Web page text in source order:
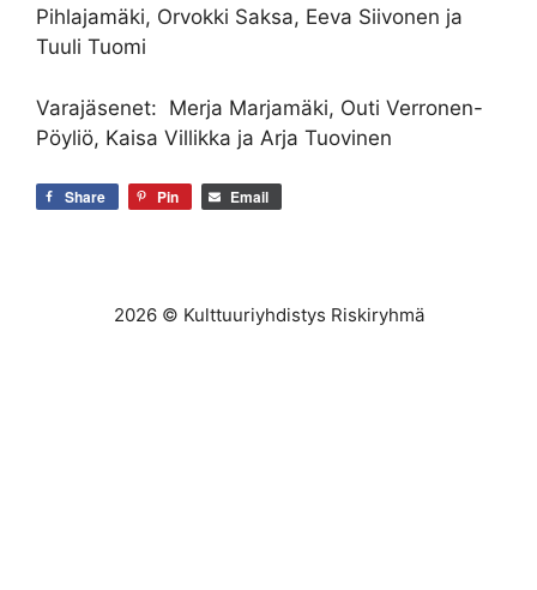
Pihlajamäki, Orvokki Saksa, Eeva Siivonen ja
Tuuli Tuomi
Varajäsenet: Merja Marjamäki, Outi Verronen-
Pöyliö, Kaisa Villikka ja Arja Tuovinen
Share Pin Email
2026 © Kulttuuriyhdistys Riskiryhmä